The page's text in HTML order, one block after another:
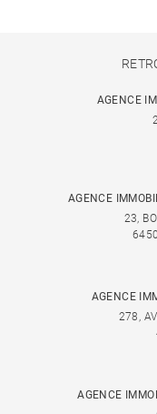
AGENCE
AGENCE
23,
AGENCE
278,
AGENCE